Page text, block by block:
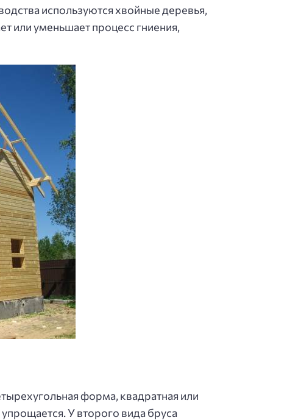
используются хвойные деревья,
или уменьшает процесс гниения,
форма, квадратная или
У второго вида бруса